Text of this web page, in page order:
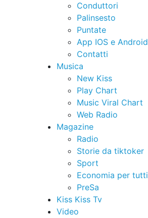
Conduttori
Palinsesto
Puntate
App IOS e Android
Contatti
Musica
New Kiss
Play Chart
Music Viral Chart
Web Radio
Magazine
Radio
Storie da tiktoker
Sport
Economia per tutti
PreSa
Kiss Kiss Tv
Video